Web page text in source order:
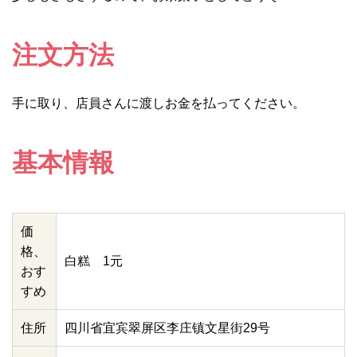
注文方法
手に取り、店員さんに渡しお金を払ってください。
基本情報
価
格、
おす
すめ
白糕 1元
住所 四川省宜宾翠屏区李庄镇文星街29号